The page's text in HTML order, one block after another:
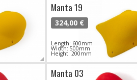
Manta 19
324,00 €
Length: 600mm
Width: 500mm
Height: 200mm
Manta 03